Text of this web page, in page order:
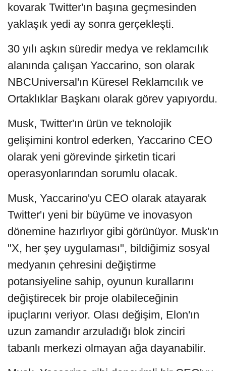
kovarak Twitter'ın başına geçmesinden
yaklaşık yedi ay sonra gerçekleşti.
30 yılı aşkın süredir medya ve reklamcılık
alanında çalışan Yaccarino, son olarak
NBCUniversal'ın Küresel Reklamcılık ve
Ortaklıklar Başkanı olarak görev yapıyordu.
Musk, Twitter'ın ürün ve teknolojik
gelişimini kontrol ederken, Yaccarino CEO
olarak yeni görevinde şirketin ticari
operasyonlarından sorumlu olacak.
Musk, Yaccarino'yu CEO olarak atayarak
Twitter'ı yeni bir büyüme ve inovasyon
dönemine hazırlıyor gibi görünüyor. Musk'ın
"X, her şey uygulaması", bildiğimiz sosyal
medyanın çehresini değiştirme
potansiyeline sahip, oyunun kurallarını
değiştirecek bir proje olabileceğinin
ipuçlarını veriyor. Olası değişim, Elon'ın
uzun zamandır arzuladığı blok zinciri
tabanlı merkezi olmayan ağa dayanabilir.